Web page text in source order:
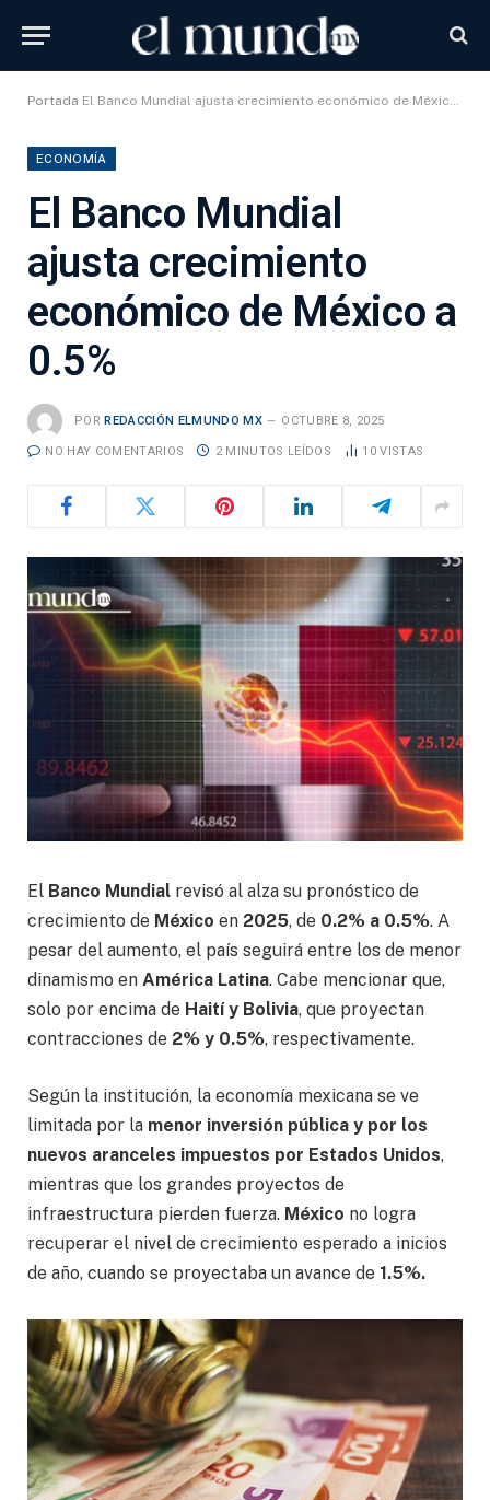
Portada El Banco Mundial ajusta crecimiento económico de México a 0.5%
ECONOMÍA
El Banco Mundial
ajusta crecimiento
económico de México a
0.5%
POR REDACCIÓN ELMUNDO MX OCTUBRE 8, 2025
NO HAY COMENTARIOS 2 MINUTOS LEÍDOS 10VISTAS
El Banco Mundial revisó al alza su pronóstico de
crecimiento de México en 2025, de 0.2% a 0.5%. A
pesar del aumento, el país seguirá entre los de menor
dinamismo en América Latina. Cabe mencionar que,
solo por encima de Haití y Bolivia, que proyectan
contracciones de 2% y 0.5%, respectivamente.
Según la institución, la economía mexicana se ve
limitada por la menor inversión pública y por los
nuevos aranceles impuestos por Estados Unidos,
mientras que los grandes proyectos de
infraestructura pierden fuerza. México no logra
recuperar el nivel de crecimiento esperado a inicios
de año, cuando se proyectaba un avance de 1.5%.